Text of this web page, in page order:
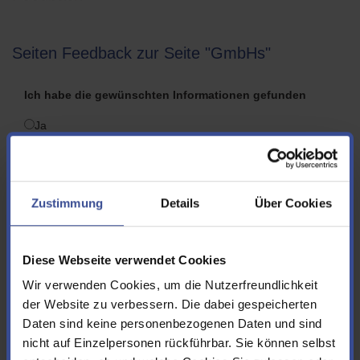
Zustimmung Details Über Cookies
Diese Webseite verwendet Cookies
Wir verwenden Cookies, um die Nutzerfreundlichkeit
der Website zu verbessern. Die dabei gespeicherten
Daten sind keine personenbezogenen Daten und sind
nicht auf Einzelpersonen rückführbar. Sie können selbst
Seiten Feedback zur Seite "GmbHs"
Ich habe die gewünschten Informationen gefunden
Ja
anders gewünscht
Vorname